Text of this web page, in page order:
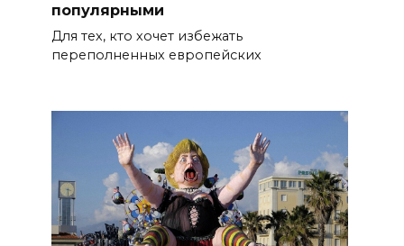
популярными
Для тех, кто хочет избежать
переполненных европейских